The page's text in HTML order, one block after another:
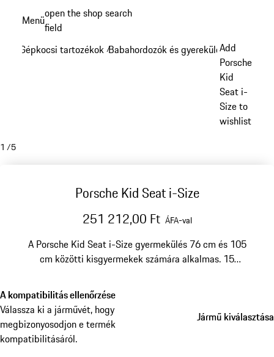
tartalomra
Menüopen the shop search
field
Gépkocsi tartozékok /Babahordozók és gyerekülések
Add
Porsche
Kid
Seat i-
Size to
wishlist
1 /5
Porsche Kid Seat i-Size
251 212,00 Ft ÁFA-val
A Porsche Kid Seat i-Size gyermekülés 76 cm és 105
cm közötti kisgyermekek számára alkalmas. 15
A kompatibilitás ellenőrzése
Válassza ki a járművét, hogy
megbizonyosodjon e termék
kompatibilitásáról.
Jármű kiválasztása
Jármű kiválasztása